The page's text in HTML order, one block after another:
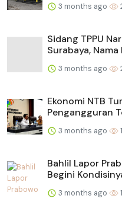
3 months ago
Sidang TPPU
Surabaya, Nama
3 months ago
Ekonomi NTB
Pengangguran
3 months ago
Bahlil Lapor
Begini
3 months ago